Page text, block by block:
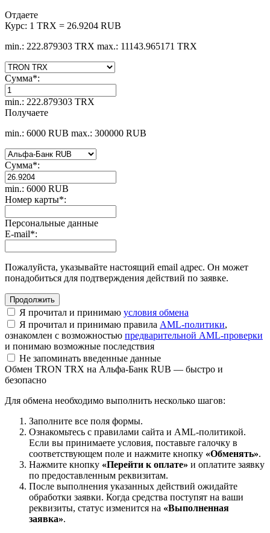
Отдаете
Курс: 1 TRX = 26.9204 RUB
min.: 222.879303 TRX max.: 11143.965171 TRX
Сумма*:
min.: 222.879303 TRX
Получаете
min.: 6000 RUB max.: 300000 RUB
Сумма*:
min.: 6000 RUB
Номер карты*:
Персональные данные
E-mail*:
Пожалуйста, указывайте настоящий email адрес. Он может
понадобиться для подтверждения действий по заявке.
Я прочитал и принимаю условия обмена
Я прочитал и принимаю правила AML-политики,
ознакомлен с возможностью предварительной AML-проверки
и понимаю возможные последствия
Не запоминать введенные данные
Обмен TRON TRX на Альфа-Банк RUB — быстро и
безопасно
Для обмена необходимо выполнить несколько шагов:
Заполните все поля формы.
Ознакомьтесь с правилами сайта и AML-политикой.
Если вы принимаете условия, поставьте галочку в
соответствующем поле и нажмите кнопку «Обменять».
Нажмите кнопку «Перейти к оплате» и оплатите заявку
по предоставленным реквизитам.
После выполнения указанных действий ожидайте
обработки заявки. Когда средства поступят на ваши
реквизиты, статус изменится на «Выполненная
заявка».